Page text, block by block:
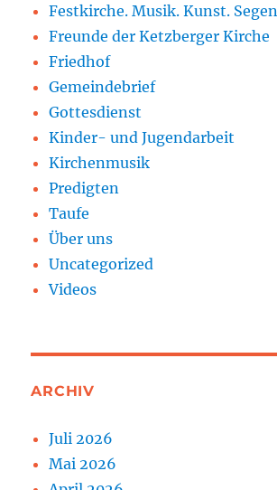
Festkirche. Musik. Kunst. Segen
Freunde der Ketzberger Kirche
Friedhof
Gemeindebrief
Gottesdienst
Kinder- und Jugendarbeit
Kirchenmusik
Predigten
Taufe
Über uns
Uncategorized
Videos
ARCHIV
Juli 2026
Mai 2026